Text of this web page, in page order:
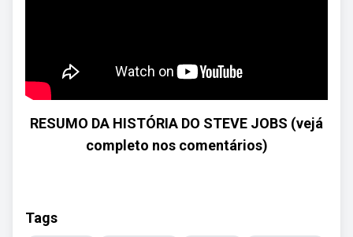
RESUMO DA HISTÓRIA DO STEVE JOBS (vejá
completo nos comentários)
Tags